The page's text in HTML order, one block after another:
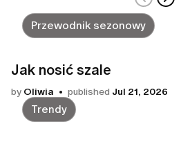
Przewodnik sezonowy
Jak nosić szale
by Oliwia published Jul 21, 2026
Trendy